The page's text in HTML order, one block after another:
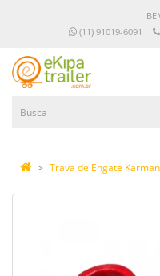
(11) 91019-6091
Trava de Engate